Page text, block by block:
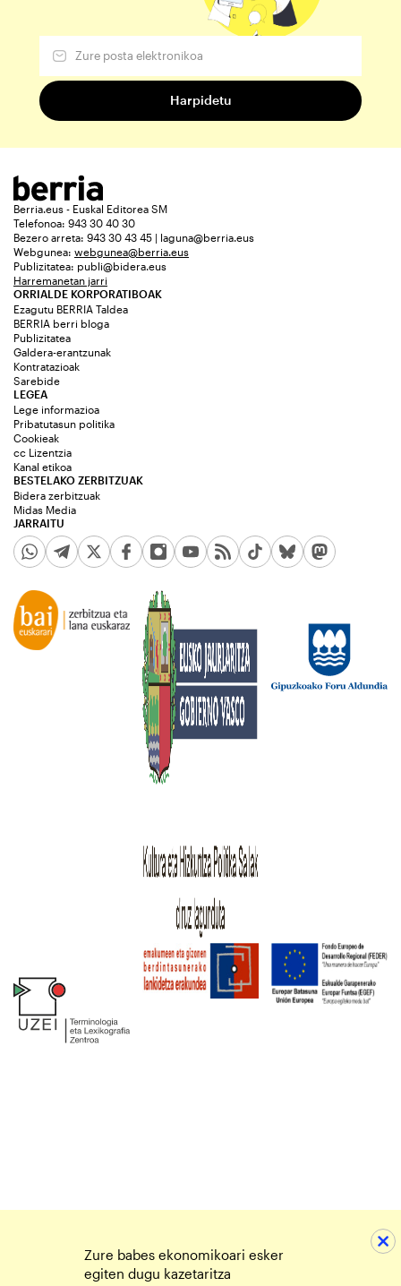
Berria.eus - Euskal Editorea SM
Telefonoa: 943 30 40 30
Bezero arreta: 943 30 43 45 | laguna@berria.eus
Webgunea: webgunea@berria.eus
Publizitatea: publi@bidera.eus
Harremanetan jarri
ORRIALDE KORPORATIBOAK
Ezagutu BERRIA Taldea
BERRIA berri bloga
Publizitatea
Galdera-erantzunak
Kontratazioak
Sarebide
JARRAITU
LEGEA
Lege informazioa
Pribatutasun politika
Cookieak
cc Lizentzia
Kanal etikoa
BESTELAKO ZERBITZUAK
Bidera zerbitzuak
Midas Media
Zure babes ekonomikoari esker
egiten dugu kazetaritza